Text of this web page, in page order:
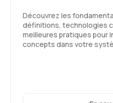
Découvrez les
définitions, technologies
meilleures pratiques pour
concepts dans votre